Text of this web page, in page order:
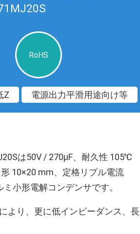
RoHS
Z 電源出力平滑用途向け等
は50V / 270µF、耐久性 105℃
10×20 mm、定格リプル電流
小形電解コンデンサです。
より、更に低インピーダンス、